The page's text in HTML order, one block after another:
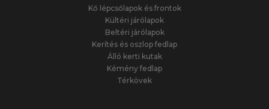
Kő lépcsőlapok és frontok
Kültéri járólapok
Beltéri járólapok
Kerítés és oszlop fedlap
Álló kerti kutak
Kémény fedlap
Térkövek